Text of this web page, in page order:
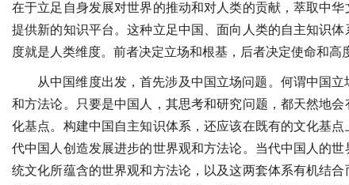
在于立足自身发展对世界的推动和对人类的贡献，萃取中
提供新的知识平台。这种立足中国、面向人类的自主知识
度就是人类维度。前者决定立场和根基，后者决定使命和高
从中国维度出发，首先涉及中国立场问题。何谓中国
和方法论。只要是中国人，其思考和研究问题，都天然地
化基点。构建中国自主知识体系，还应该在既有的文化基
代中国人创造发展进步的世界观和方法论。当代中国人的
统文化所蕴含的世界观和方法论，以及这两套体系有机结